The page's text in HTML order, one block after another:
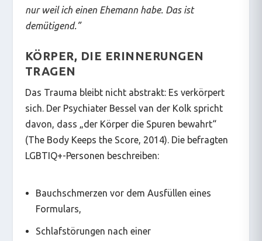
nur weil ich einen Ehemann habe. Das ist
demütigend. ”
KÖRPER, DIE ERINNERUNGEN
TRAGEN
Das Trauma bleibt nicht abstrakt: Es verkörpert
sich. Der Psychiater Bessel van der Kolk spricht
davon, dass „der Körper die Spuren bewahrt“
(The Body Keeps the Score, 2014). Die befragten
LGBTIQ+-Personen beschreiben:
Bauchschmerzen vor dem Ausfüllen eines
Formulars,
Schlafstörungen nach einer